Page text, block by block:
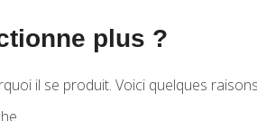
plus ?
il se produit. Voici quelques